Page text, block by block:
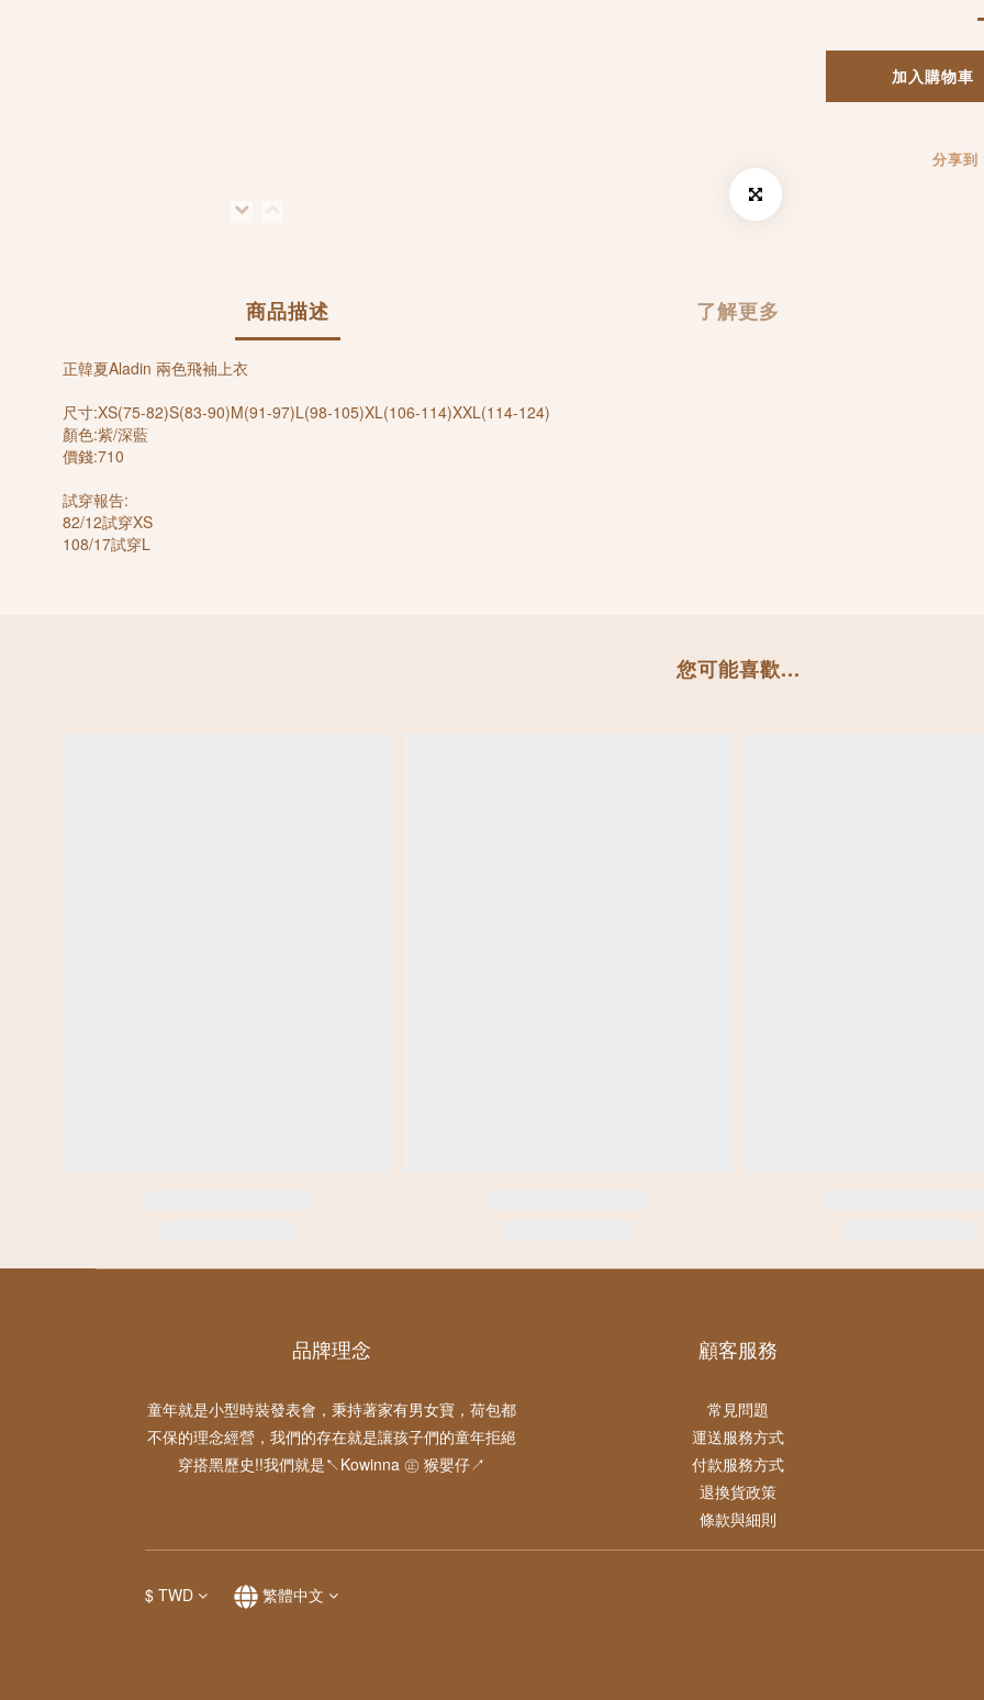
加入購物車
分享到
商品描述 了解更多
正韓夏Aladin 兩色飛袖上衣
尺寸:XS(75-82)S(83-90)M(91-97)L(98-105)XL(106-114)XXL(114-124)
顏色:紫/深藍
價錢:710
試穿報告:
82/12試穿XS
108/17試穿L
您可能喜歡...
品牌理念
童年就是小型時裝發表會，秉持著家有男女寶，荷包都
不保的理念經營，我們的存在就是讓孩子們的童年拒絕
穿搭黑歷史!!我們就是↖Kowinna ㊣ 猴嬰仔↗
顧客服務
常見問題
運送服務方式
付款服務方式
退換貨政策
條款與細則
$ TWD 繁體中文